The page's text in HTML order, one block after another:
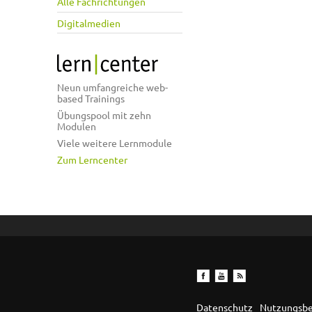
Digitalmedien
Neun umfangreiche web-
based Trainings
Übungspool mit zehn
Modulen
Viele weitere Lernmodule
Zum Lerncenter
Datenschutz